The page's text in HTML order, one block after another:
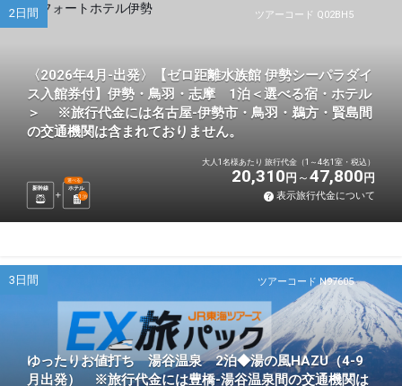
ツアーコード Q02BH5
2日間
〈2026年4月-出発〉【ゼロ距離水族館 伊勢シーパラダイ
ス入館券付】伊勢・鳥羽・志摩 1泊＜選べる宿・ホテル
＞ ※旅行代金には名古屋-伊勢市・鳥羽・鵜方・賢島間
の交通機関は含まれておりません。
新幹線 ホテル
選べる
1 泊
大人1名様あたり 旅行代金（1～4名1室・税込）
20,310 円 47,800 円
表示旅行代金について
ツアーコード N97605
3日間
ゆったりお値打ち 湯谷温泉 2泊◆湯の風HAZU（4-9
月出発） ※旅行代金には豊橋-湯谷温泉間の交通機関は